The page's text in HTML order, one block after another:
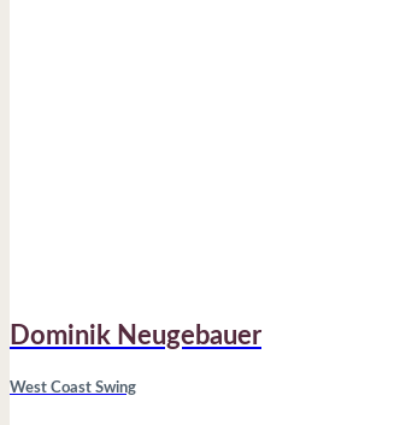
Dominik Neugebauer
West Coast Swing